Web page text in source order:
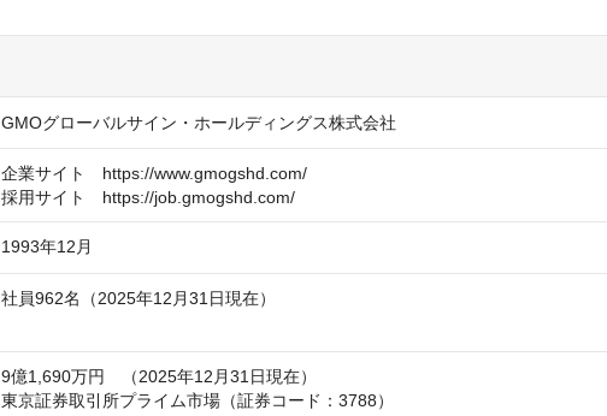
GMOグローバルサイン・ホールディングス株式会社
企業サイト　https://www.gmogshd.com/
1993年12月
9億1,690万円　（2025年12月31日現在）